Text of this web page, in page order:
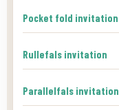
Pocket fold invitation
Rullefals invitation
Parallelfals invitation